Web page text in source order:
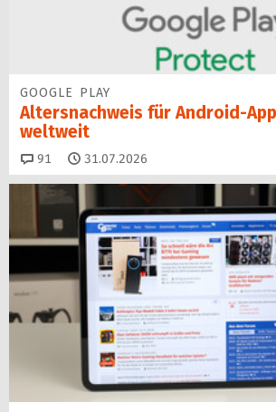
GOOGLE PLAY
Altersnachweis für Android-
weltweit
91 Kommentare
31.07.2026